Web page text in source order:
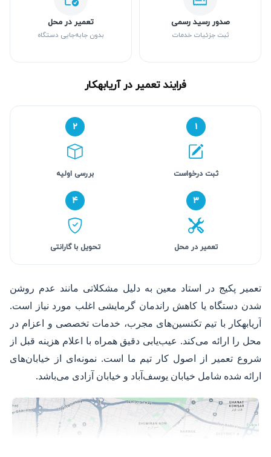
صدور رسید رسمی
ثبت جزئیات خدمات
تعمیر در محل
بدون جابه‌جایی دستگاه
فرایند تعمیر در آریابهکار
۱
ثبت درخواست
۲
بررسی اولیه
۳
تعمیر در محل
۴
تحویل با گارانتی
تعمیر پکیج در استاد معین به دلیل مشکلاتی مانند عدم روشن
شدن دستگاه یا کاهش راندمان گرمایشی اغلب مورد نیاز است.
آریابهکار با تیم تکنسین‌های مجرب، خدمات تخصصی و اعزام در
محل را ارائه می‌کند. عیب‌یابی دقیق همراه با اعلام هزینه قبل از
شروع تعمیر از اصول کار تیم ما است. نمونه‌ای از خیابان‌های
ارائه شده شامل خیابان یوسف‌آباد و خیابان آزادی می‌باشد.